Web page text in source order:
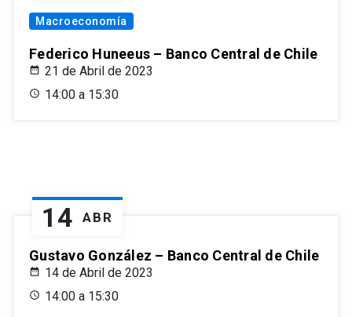
Macroeconomía
Federico Huneeus – Banco Central de Chile
21 de Abril de 2023
14:00 a 15:30
14 ABR
Gustavo González – Banco Central de Chile
14 de Abril de 2023
14:00 a 15:30